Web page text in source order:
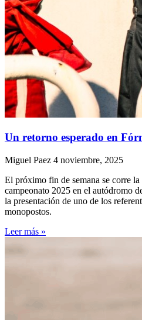
Un retorno esperado en
Miguel Paez 4 noviembre, 2025
El próximo fin de semana se corre
campeonato 2025 en el autódromo
la presentación de uno de los
monopostos.
Leer más »